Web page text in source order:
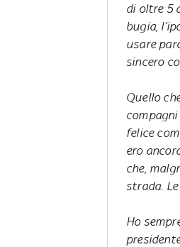
di oltre 5
bugia,
usare
sincero
Quello
felice
ero
che,
strada.
Ho